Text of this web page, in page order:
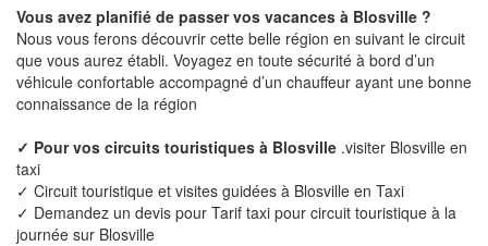
Vous avez planifié de passer vos vacances à Blosville ?
Nous vous ferons découvrir cette belle région en suivant le circuit
que vous aurez établi. Voyagez en toute sécurité à bord d’un
véhicule confortable accompagné d’un chauffeur ayant une bonne
connaissance de la région
✓ Pour vos circuits touristiques à Blosville .visiter Blosville en
taxi
✓ Circuit touristique et visites guidées à Blosville en Taxi
✓ Demandez un devis pour Tarif taxi pour circuit touristique à la
journée sur Blosville